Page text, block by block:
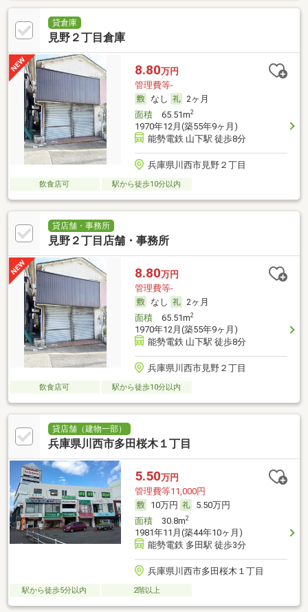
貸倉庫
見野２丁目倉庫
8.80万円
管理費等-
なし
2ヶ月
面積65.51m2
1970年12月(築55年9ヶ月)
能勢電鉄 山下駅 徒歩8分
兵庫県川西市見野２丁目
飲食店可 駅から徒歩10分以内
貸店舗・事務所
見野２丁目店舗・事務所
8.80万円
管理費等-
なし
2ヶ月
面積65.51m2
1970年12月(築55年9ヶ月)
能勢電鉄 山下駅 徒歩8分
兵庫県川西市見野２丁目
飲食店可 駅から徒歩10分以内
貸店舗（建物一部）
兵庫県川西市多田桜木１丁目
5.50万円
管理費等11,000円
10万円
5.50万円
面積30.8m2
1981年11月(築44年10ヶ月)
能勢電鉄 多田駅 徒歩3分
兵庫県川西市多田桜木１丁目
駅から徒歩5分以内 2階以上